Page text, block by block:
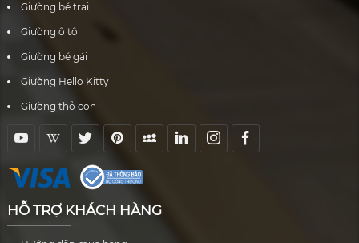
Giường bé trai
Giường ô tô
Giường bé gái
Giường Hello Kitty
Giường thỏ con
HỖ TRỢ KHÁCH HÀNG